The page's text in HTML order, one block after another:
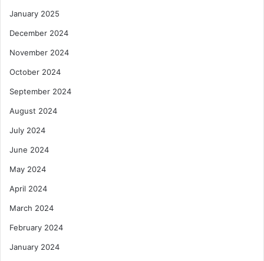
January 2025
December 2024
November 2024
October 2024
September 2024
August 2024
July 2024
June 2024
May 2024
April 2024
March 2024
February 2024
January 2024